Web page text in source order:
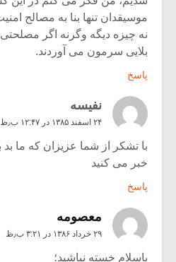
موسیقدان تنها بنا به مصالح
نه چیزه دیگه وگرنه اگر
بلایی سرمون می آوردند.
پاسخ
نفیسه
۲۴ اسفند ۱۳۸۵ در ۱۲:۴۷ ب٫ظ
با تشکر از شما عزیزان که ما بد
خبر می کنید
پاسخ
معصومه
۲۹ خرداد ۱۳۸۶ در ۳:۲۱ ب٫ظ
باسلام خسته نباشید؛